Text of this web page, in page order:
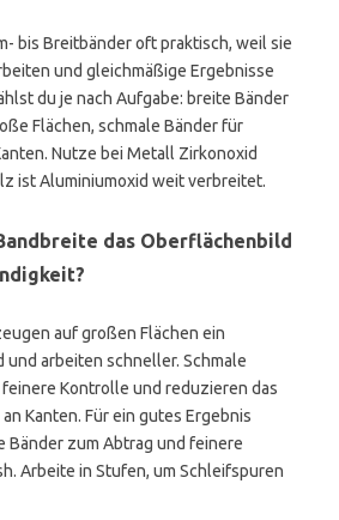
bis Breitbänder oft praktisch, weil sie
und gleichmäßige Ergebnisse
du je nach Aufgabe: breite Bänder
Flächen, schmale Bänder für
Nutze bei Metall Zirkonoxid
ist Aluminiumoxid weit verbreitet.
das Oberflächenbild
auf großen Flächen ein
und arbeiten schneller. Schmale
Kontrolle und reduzieren das
Kanten. Für ein gutes Ergebnis
Bänder zum Abtrag und feinere
Arbeite in Stufen, um Schleifspuren